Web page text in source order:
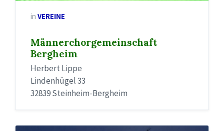
in VEREINE
Männerchorgemeinschaft
Bergheim
Herbert Lippe
Lindenhügel 33
32839 Steinheim-Bergheim